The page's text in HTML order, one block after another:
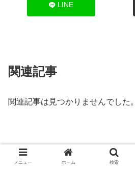
LINE
関連記事
関連記事は見つかりませんでした。
国民の９９％が知らない自衛官の再就職
事情
メニュー ホーム 検索